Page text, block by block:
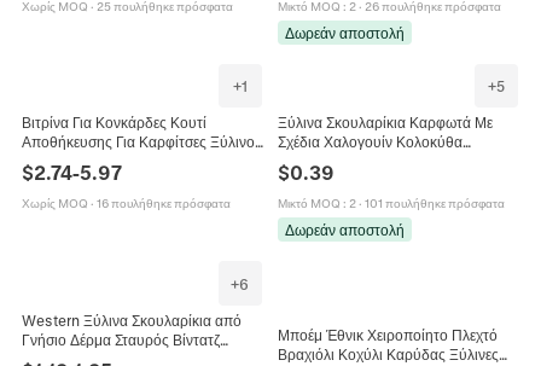
Χωρίς MOQ · 25 πουλήθηκε πρόσφατα Μικτό MOQ : 2· 26 πουλήθηκε πρόσφατα
Δωρεάν αποστολή
+1
Βιτρίνα Για Κονκάρδες Κουτί
Αποθήκευσης Για Καρφίτσες Ξύλινο
Γυάλινο Καπάκι Συλλογή Μεταλλίων
Οργάνωση Κοσμημάτων
$2.74-5.97
Χωρίς MOQ · 16 πουλήθηκε πρόσφατα
+5
Ξύλινα Σκουλαρίκια Καρφωτά Με
Σχέδια Χαλογουίν Κολοκύθα
Φάντασμα Νυχτερίδα Βαμπίρ
Μάγισσα Κοσμήματα Για Γυναίκες
$0.39
Μικτό MOQ : 2· 101 πουλήθηκε πρόσφατα
Δωρεάν αποστολή
+6
Western Ξύλινα Σκουλαρίκια από
Γνήσιο Δέρμα Σταυρός Βίντατζ
Μποέμ Έθνικ Χειροποίητο Πλεχτό
Βραχιόλι Κοχύλι Καρύδας Ξύλινες